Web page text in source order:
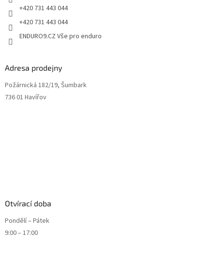
+420 731 443 044
+420 731 443 044
ENDURO9.CZ Vše pro enduro
Adresa prodejny
Požárnická 182/19, Šumbark
736 01 Havířov
Otvírací doba
Pondělí – Pátek
9:00 – 17:00